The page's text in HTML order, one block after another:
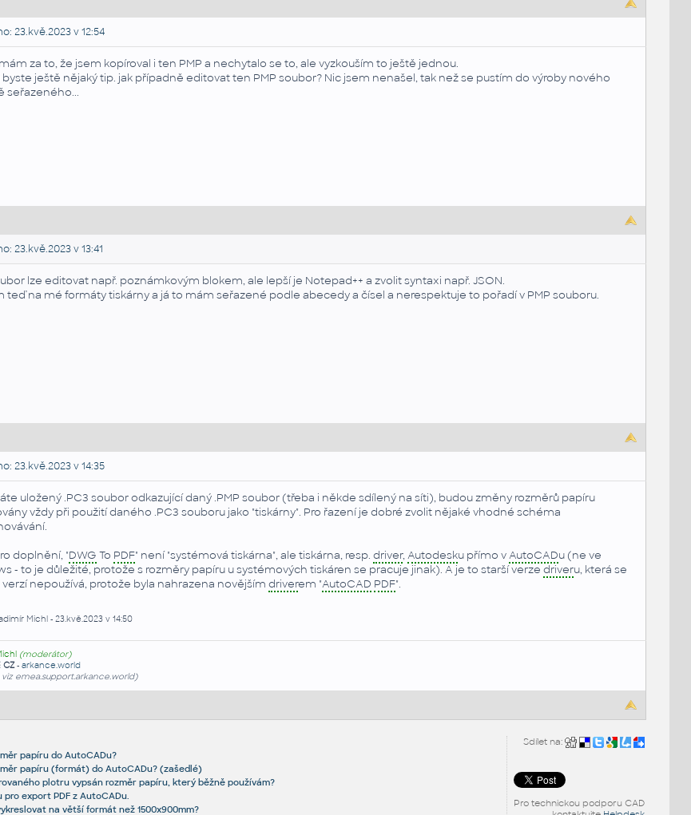
23.kvě.2023 v 12:54
za to, že jsem kopíroval i ten PMP a nechytalo se to, ale vyzkouším to ještě jednou.
ještě nějaký tip. jak případně editovat ten PMP soubor? Nic jsem nenašel, tak než se pustím do výroby nového
seřazeného...
23.kvě.2023 v 13:41
lze editovat např. poznámkovým blokem, ale lepší je Notepad++ a zvolit syntaxi např. JSON.
teď na mé formáty tiskárny a já to mám seřazené podle abecedy a čísel a nerespektuje to pořadí v PMP souboru.
23.kvě.2023 v 14:35
uložený .PC3 soubor odkazující daný .PMP soubor (třeba i někde sdílený na síti), budou změny rozměrů papíru
vždy při použití daného .PC3 souboru jako "tiskárny". Pro řazení je dobré zvolit nějaké vhodné schéma
doplnění, "DWG To PDF" není "systémová tiskárna", ale tiskárna, resp. driver,Autodesku přímo vAutoCADu (ne ve
- to je důležité, protože s rozměry papíru u systémových tiskáren se pracuje jinak). A je to starší verze driveru, která se
verzí nepoužívá, protože byla nahrazena novějším driverem "AutoCAD PDF".
Michl - 23.kvě.2023 v 14:50
(moderátor)
CZ- arkance.world
emea.support.arkance.world)
Sdílet na:
Pro technickou podporu CAD
papíru do AutoCADu?
papíru (formát) do AutoCADu? (zašedlé)
plotru vypsán rozměr papíru, který běžně používám?
export PDF z AutoCADu.
na větší formát než 1500x900mm?